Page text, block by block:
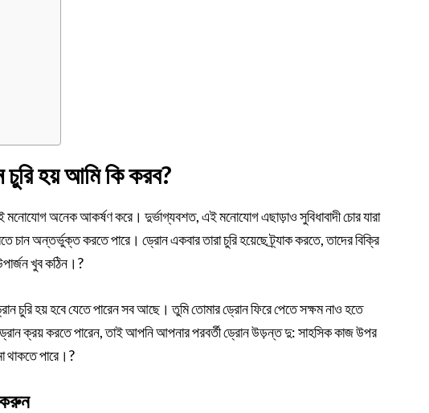
হয় আমি কি করব?
মনোযোগ অনেক আকর্ষণ করে। দুর্ভাগ্যবশত, এই মনোযোগ এছাড়াও সুবিধাবাদী চোর যারা
চান অন্তর্ভুক্ত করতে পারে। ড্রোন একবার তারা চুরি হয়েছে ট্র্যাক করতে, তাদের বিক্রি
খুব কঠিন।?
চুরি হয় হবে যেতে পারেন সব আছে। তুমি তোমার ড্রোন ফিরে পেতে সক্ষম নাও হতে
ক্রয় করতে পারেন, তাই আপনি আপনার পরবর্তী ড্রোন উড়ন্ত দু: সাহসিক কাজ উপর
পারে।?
করুন